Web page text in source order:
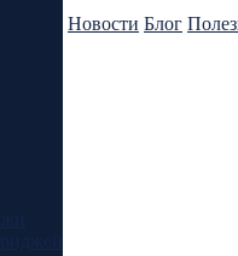
Новости Блог